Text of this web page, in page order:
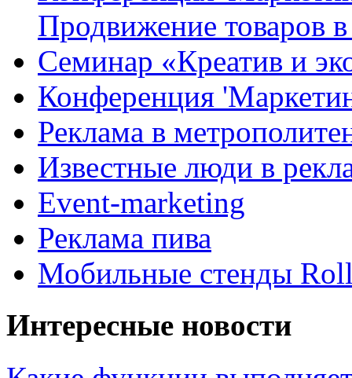
Продвижение товаров
Семинар «Креатив и
Конференция
Реклама в
Известные люди в
Event-marketing
Реклама пива
Мобильные стенды
Интересные новости